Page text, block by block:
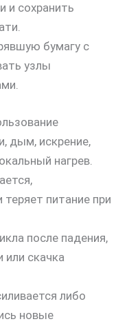
и сохранить
бумагу с
узлы
дым, искрение,
нагрев.
теряет питание при
после падения,
скачка
либо
новые